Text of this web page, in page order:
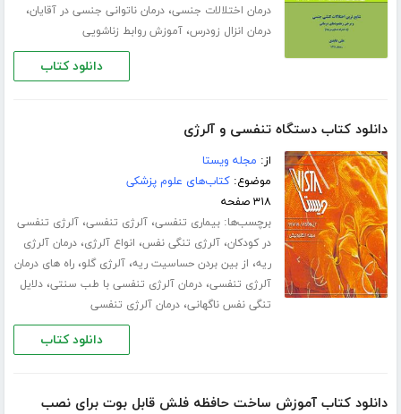
درمان اختلالات جنسی،درمان ناتوانی جنسی در آقایان،
درمان انزال زودرس،آموزش روابط زناشویی
دانلود کتاب
دانلود کتاب دستگاه تنفسی و آلرژی
از: مجله ویستا
موضوع:کتاب‌های علوم پزشکی
۳۱۸ صفحه
برچسب‌ها:بیماری تنفسی،آلرژی تنفسی،آلرژی تنفسی
در کودکان،آلرژی تنگی نفس، انواع آلرژی،درمان آلرژی
ریه، از بین بردن حساسیت ریه،آلرژی گلو،راه های درمان
آلرژی تنفسی،درمان آلرژی تنفسی با طب سنتی،دلایل
تنگی نفس ناگهانی،درمان آلرژی تنفسی
دانلود کتاب
دانلود کتاب آموزش ساخت حافظه فلش قابل بوت برای نصب